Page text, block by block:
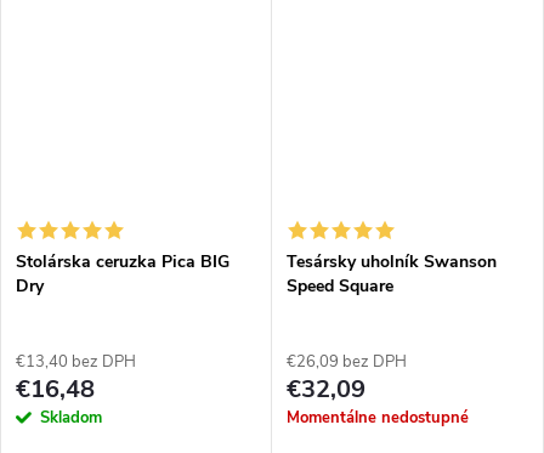
Stolárska ceruzka Pica BIG
Dry
€13,40 bez DPH
€16,48
Skladom
Tesársky uholník Swanson
Speed Square
€26,09 bez DPH
€32,09
Momentálne nedostupné